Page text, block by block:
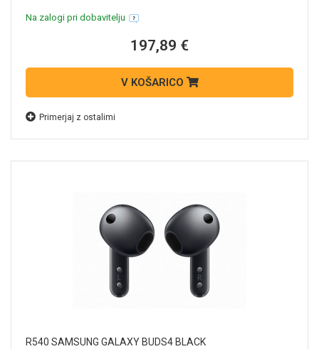
Na zalogi pri dobavitelju
197,89 €
V KOŠARICO
Primerjaj z ostalimi
R540 SAMSUNG GALAXY BUDS4 BLACK